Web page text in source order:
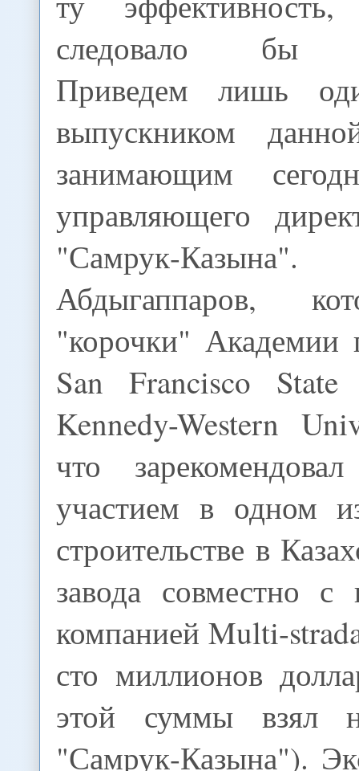
следовало бы
Приведем лишь
выпускником
занимающим
управляющего
"Самрук-
Абдыгаппаров,
"корочки" Академии
San Francisco
Kennedy-Western
что
участием в одном
строительстве в
завода совместно с
компанией Multi-
сто миллионов
этой суммы взял
"Самрук-Казына").